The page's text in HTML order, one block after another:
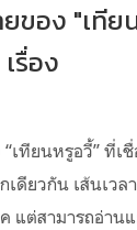
ของ "เทีย
รื่อง
เทียนหรูอวี้” ที่เ
เดียวกัน เส้นเว
แต่สามารถอ่าน